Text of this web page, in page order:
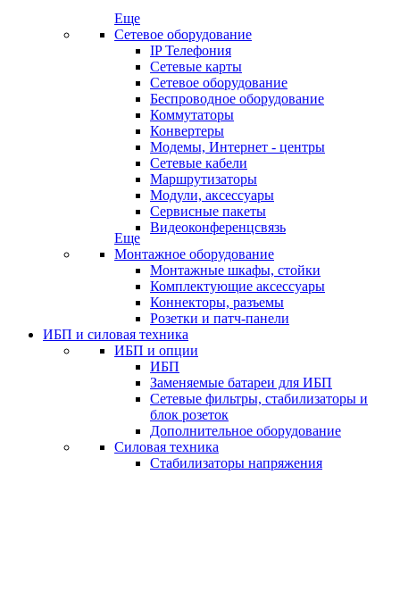
Еще
Сетевое оборудование
IP Телефония
Сетевые карты
Сетевое оборудование
Беспроводное оборудование
Коммутаторы
Конвертеры
Модемы, Интернет - центры
Сетевые кабели
Маршрутизаторы
Модули, аксессуары
Сервисные пакеты
Видеоконференцсвязь
Еще
Монтажное оборудование
Монтажные шкафы, стойки
Комплектующие аксессуары
Коннекторы, разъемы
Розетки и патч-панели
ИБП и силовая техника
ИБП и опции
ИБП
Заменяемые батареи для ИБП
Сетевые фильтры, стабилизаторы и
блок розеток
Дополнительное оборудование
Силовая техника
Стабилизаторы напряжения